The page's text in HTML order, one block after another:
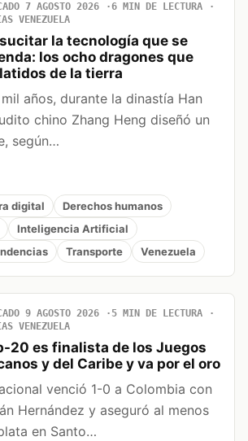
7 AGOSTO 2026
6 MIN DE LECTURA
VENEZUELA
la tecnología que se
los ocho dragones que
de la tierra
años, durante la dinastía Han
chino Zhang Heng diseñó un
según…
digital
Derechos humanos
Inteligencia Artificial
Transporte Venezuela
9 AGOSTO 2026
5 MIN DE LECTURA
VENEZUELA
20 es finalista de los Juegos
y del Caribe y va por el oro
venció 1-0 a Colombia con
Hernández y aseguró al menos
en Santo…